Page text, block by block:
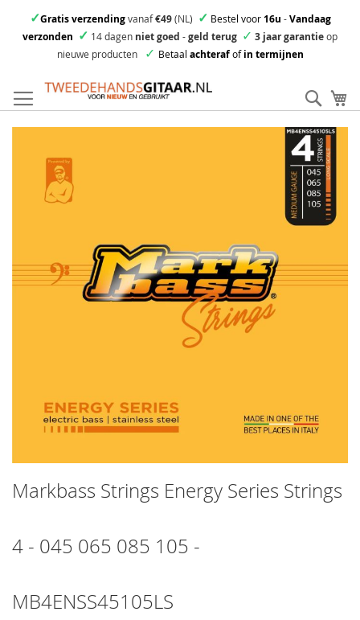
✓Gratis verzendingvanaf€49(NL) ✓ Bestel voor16u -Vandaag
verzonden ✓ 14 dagen niet goed -geld terug ✓ 3 jaar garantieop
nieuwe producten
✓ Betaal achterafofin termijnen
direct
door
naar
inhoud
Markbass Strings Energy Series Strings
4 - 045 065 085 105 -
MB4ENSS45105LS
to
the
the